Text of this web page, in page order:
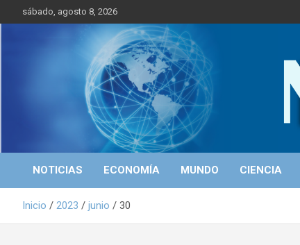
a
n
d
sábado, agosto 8, 2026
NICALEAKS
Portal de Noticias
NOTICIAS ECONOMÍA MUNDO CIENCIA
Inicio 2023 junio 30